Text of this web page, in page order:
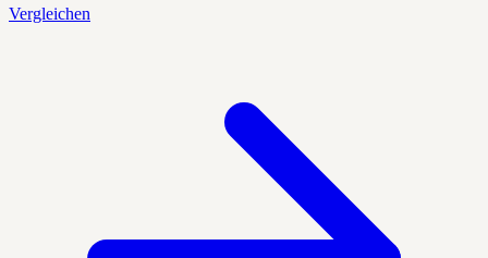
Vergleichen